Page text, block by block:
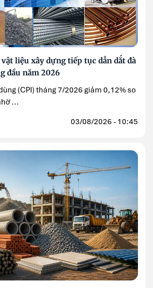
liệu xây dựng tiếp tục dẫn dắt đà
đầu năm 2026
(CPI) tháng 7/2026 giảm 0,12% so
...
03/08/2026 - 10:45